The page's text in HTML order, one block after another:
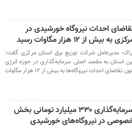
احداث نیروگاه خورشیدی در
به بیش از ۱۲ هزار مگاوات رسید
مدیرعامل شرکت توزیع برق استان مرکزی گفت:
استان به مقصد اصلی سرمایه‌گذاری در حوزه انرژی
خورشیدی تبدیل شده و تاکنون تقاضای احداث نیروگاه‌ها به بیش از ۱۲ هزار مگاوات
سرمایه‌گذاری ۳۳۰ میلیارد تومانی بخش
در نیروگاه‌های خورشیدی